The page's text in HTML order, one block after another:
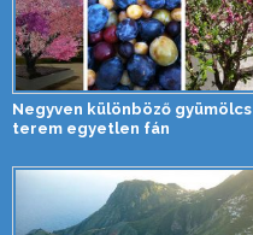
Negyven különböző gyümölcs
terem egyetlen fán